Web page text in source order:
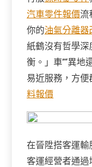
汽車零件報價流
你的油氣分離器
紙鶴沒有哲學
衡。」車”“異地
易近服務，方便
料報價
在晉陞搭客運
客運經營者通